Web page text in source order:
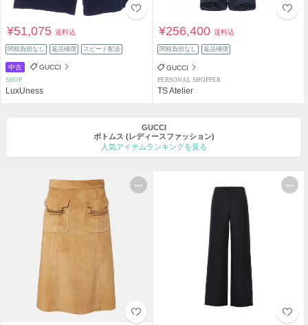
¥51,075送料込
関税負担なし 返品補償 スピード配送
中古 GUCCI
SHOP
LuxUness
¥256,400送料込
関税負担なし 返品補償
GUCCI
PERSONAL SHOPPER
TS Atelier
GUCCI
ボトムス (レディースファッション)
人気アイテムランキングを見る